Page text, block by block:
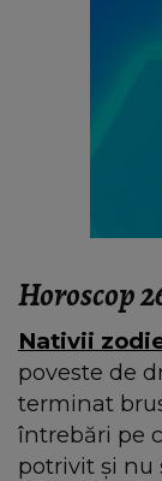
Horoscop
Nativii
poveste de
terminat
întrebări pe
potrivit și nu